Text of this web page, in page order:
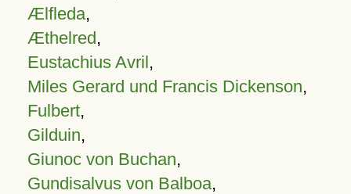
Ælfleda,
Æthelred,
Eustachius Avril,
Miles Gerard und Francis Dickenson,
Fulbert,
Gilduin,
Giunoc von Buchan,
Gundisalvus von Balboa,